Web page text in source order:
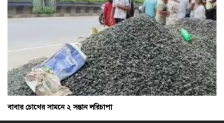
বাবার চোখের সামনে ২ সন্তান লরিচাপা